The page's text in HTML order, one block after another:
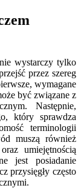
wystarczy tylko
przez szereg
wymagane
być związane z
Następnie,
który sprawdza
terminologii
muszą również
umiejętnością
jest posiadanie
przysięgły często